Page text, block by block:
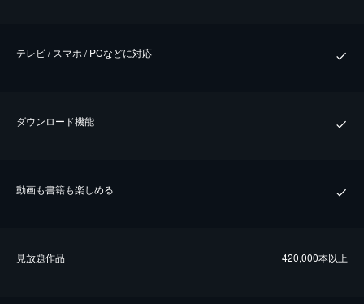
テレビ / スマホ / PCなどに対応
ダウンロード機能
動画も書籍も楽しめる
⾒放題作品 420,000本以上